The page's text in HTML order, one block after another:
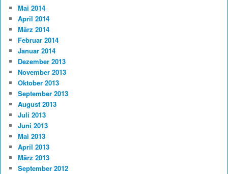
Mai 2014
April 2014
März 2014
Februar 2014
Januar 2014
Dezember 2013
November 2013
Oktober 2013
September 2013
August 2013
Juli 2013
Juni 2013
Mai 2013
April 2013
März 2013
September 2012